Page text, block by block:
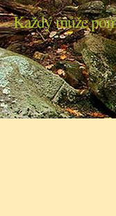
Každý může